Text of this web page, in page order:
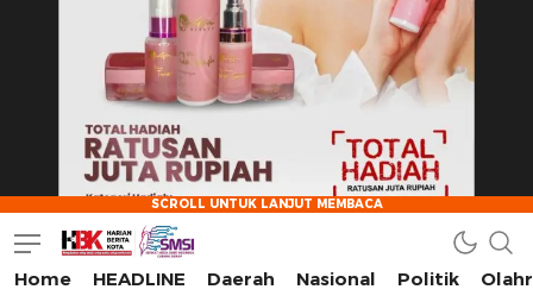
HarianBeritaKota
Mengabarkan Setiap Detil, Sudut, dan Cerita Kota
Home HEADLINE Daerah Nasional Politik